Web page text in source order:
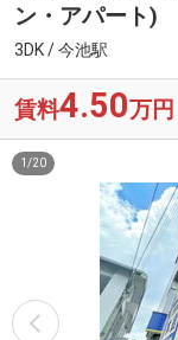
ン・アパート)
3DK / 今池駅
賃料4.50万円
1 /20